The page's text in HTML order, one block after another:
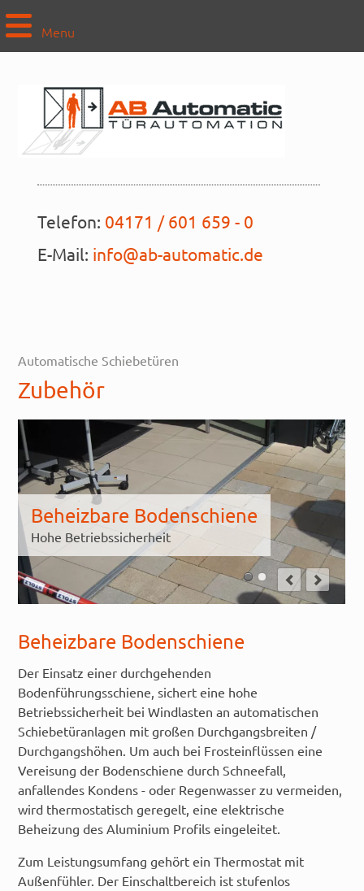
Menu
Telefon: 04171 / 601 659 - 0
E-Mail: info@ab-automatic.de
Automatische Schiebetüren
Zubehör
Beheizbare Bodenschiene
Hohe Betriebssicherheit
Beheizbare Bodenschiene
Der Einsatz einer durchgehenden
Bodenführungsschiene, sichert eine hohe
Betriebssicherheit bei Windlasten an automatischen
Schiebetüranlagen mit großen Durchgangsbreiten /
Durchgangshöhen. Um auch bei Frosteinflüssen eine
Vereisung der Bodenschiene durch Schneefall,
anfallendes Kondens - oder Regenwasser zu vermeiden,
wird thermostatisch geregelt, eine elektrische
Beheizung des Aluminium Profils eingeleitet.
Zum Leistungsumfang gehört ein Thermostat mit
Außenfühler. Der Einschaltbereich ist stufenlos